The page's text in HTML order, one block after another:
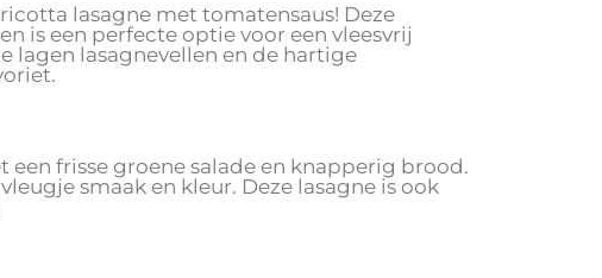
lasagne met tomatensaus! Deze
is een perfecte optie voor een vleesvrij
lagen lasagnevellen en de hartige
frisse groene salade en knapperig brood.
smaak en kleur. Deze lasagne is ook